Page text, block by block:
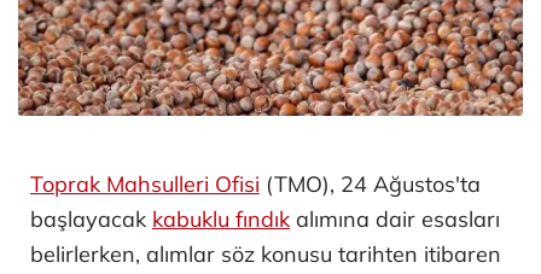
Toprak Mahsulleri Ofisi (TMO), 24 Ağustos'ta
başlayacak kabuklu fındık alımına dair esasları
belirlerken, alımlar söz konusu tarihten itibaren